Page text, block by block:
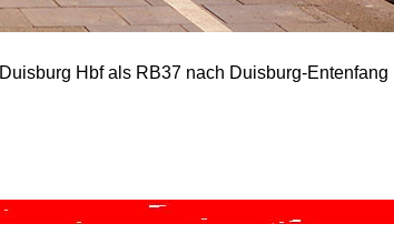
Hbf als RB37 nach Duisburg-Entenfang